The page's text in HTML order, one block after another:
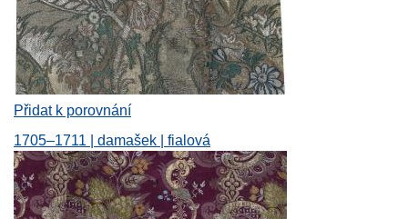
Přidat k porovnání
1705–1711 | damašek | fialová